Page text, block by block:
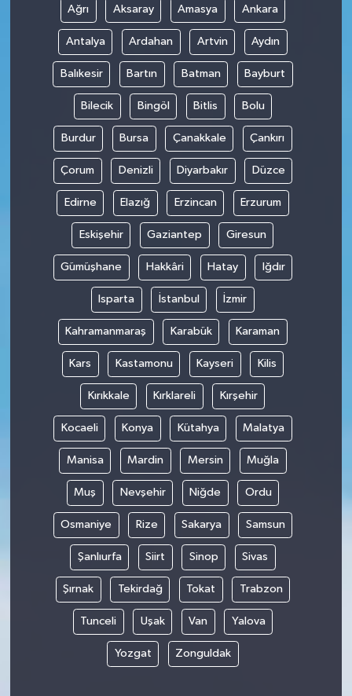
Ağrı Aksaray Amasya Ankara
Antalya Ardahan Artvin Aydın
Balıkesir Bartın Batman Bayburt
Bilecik Bingöl Bitlis Bolu
Burdur Bursa Çanakkale Çankırı
Çorum Denizli Diyarbakır Düzce
Edirne Elazığ Erzincan Erzurum
Eskişehir Gaziantep Giresun
Gümüşhane Hakkâri Hatay Iğdır
Isparta İstanbul İzmir
Kahramanmaraş Karabük Karaman
Kars Kastamonu Kayseri Kilis
Kırıkkale Kırklareli Kırşehir
Kocaeli Konya Kütahya Malatya
Manisa Mardin Mersin Muğla
Muş Nevşehir Niğde Ordu
Osmaniye Rize Sakarya Samsun
Şanlıurfa Siirt Sinop Sivas
Şırnak Tekirdağ Tokat Trabzon
Tunceli Uşak Van Yalova
Yozgat Zonguldak